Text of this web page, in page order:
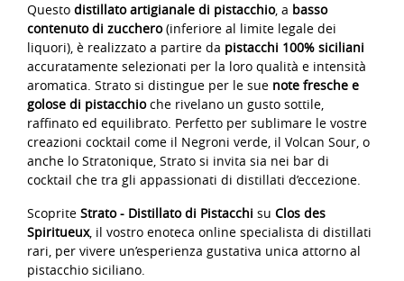
Questo distillato artigianale di pistacchio, a basso
contenuto di zucchero(inferiore al limite legale dei
liquori), è realizzato a partire da pistacchi 100% siciliani
accuratamente selezionati per la loro qualità e intensità
aromatica. Strato si distingue per le sue note fresche e
golose di pistacchioche rivelano un gusto sottile,
raffinato ed equilibrato. Perfetto per sublimare le vostre
creazioni cocktail come il Negroni verde, il Volcan Sour, o
anche lo Stratonique, Strato si invita sia nei bar di
cocktail che tra gli appassionati di distillati d’eccezione.
Scoprite Strato - Distillato di Pistacchi su Clos des
Spiritueux, il vostro enoteca online specialista di distillati
rari, per vivere un’esperienza gustativa unica attorno al
pistacchio siciliano.